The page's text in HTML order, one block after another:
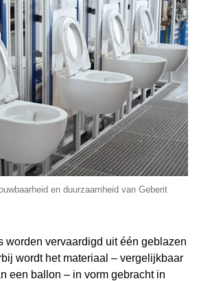
en duurzaamheid van Geberit
worden vervaardigd uit één geblazen
wordt het materiaal – vergelijkbaar
een ballon – in vorm gebracht in